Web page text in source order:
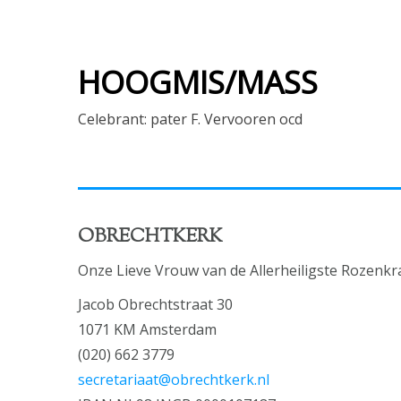
HOOGMIS/MASS
Celebrant: pater F. Vervooren ocd
OBRECHTKERK
Onze Lieve Vrouw van de Allerheiligste
Jacob Obrechtstraat 30
1071 KM Amsterdam
(020) 662 3779
secretariaat@obrechtkerk.nl